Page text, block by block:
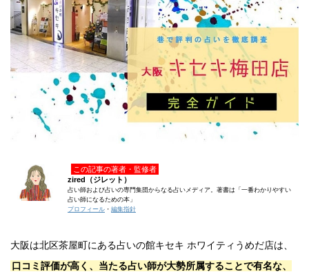
この記事の著者・監修者
zired（ジレット）
占い師および占いの専門集団からなる占いメディア。著書は「一番わかりやすい
占い師になるための本」
プロフィール ・ 編集指針
大阪は北区茶屋町にある占いの館キセキ ホワイティうめだ店は、
口コミ評価が高く、当たる占い師が大勢所属することで有名な、